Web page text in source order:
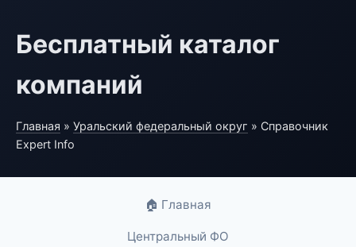
Бесплатный каталог
компаний
Главная » Уральский федеральный округ » Справочник
Expert Info
🏠 Главная
Центральный ФО